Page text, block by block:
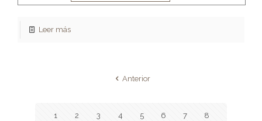
Leer más
Anterior
1 2 3 4 5 6 7 8